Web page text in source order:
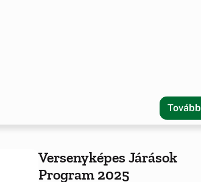
Tovább
Versenyképes Járások
Program 2025